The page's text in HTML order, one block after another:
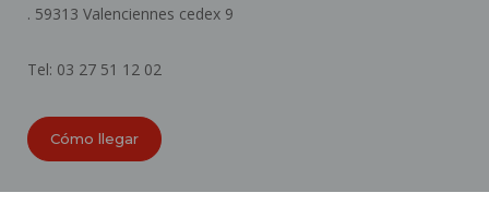
. 59313 Valenciennes cedex 9
Tel: 03 27 51 12 02
Cómo llegar